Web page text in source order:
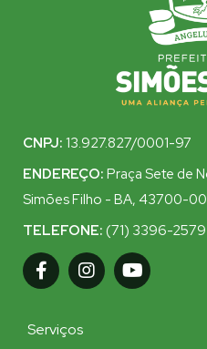
CNPJ: 13.927.827/0001-97
ENDEREÇO: Praça Sete de
Simões Filho - BA, 43700-
TELEFONE: (71) 3396-2579
Serviços